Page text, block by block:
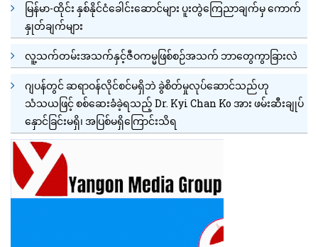
မြန်မာ-ထိုင်း နှစ်နိုင်ငံခေါင်းဆောင်များ ပူးတွဲကြေညာချက်မှ ကောက်
နှုတ်ချက်များ
လူ့သက်တမ်းအသက်နှင့်ဇီဝကမ္မဖြစ်စဉ်အသက် ဘာတွေကွာခြားလဲ
ဂျပန်တွင် ဆရာဝန်လိုင်စင်မရှိဘဲ ခွဲစိတ်မှုလုပ်ဆောင်သည်ဟု
သံသယဖြင့် စစ်ဆေးခံခဲ့ရသည့် Dr. Kyi Chan Ko အား ဖမ်းဆီးချုပ်
နှောင်ခြင်းမရှိ၊ အပြစ်မရှိကြောင်းသိရ